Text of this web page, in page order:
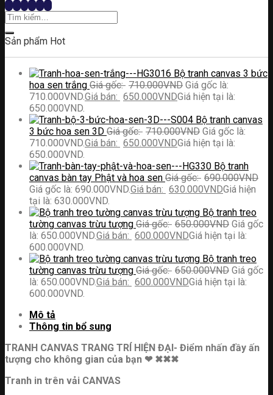
Sản phẩm Hot
Bộ tranh canvas 3 bức
hoa sen trắng
710.000VND Giá gốc là:
710.000VND.
650.000VNDGiá hiện tại là:
650.000VND.
Bộ tranh canvas
3 bức hoa sen 3D
710.000VND Giá gốc là:
710.000VND.
650.000VNDGiá hiện tại là:
650.000VND.
Bộ tranh
canvas bàn tay Phật và hoa sen
690.000VND
Giá gốc là: 690.000VND.
630.000VNDGiá hiện
tại là: 630.000VND.
Bộ tranh treo
tường canvas trừu tượng
650.000VND Giá gốc
là: 650.000VND.
600.000VNDGiá hiện tại là:
600.000VND.
Bộ tranh treo
tường canvas trừu tượng
650.000VND Giá gốc
là: 650.000VND.
600.000VNDGiá hiện tại là:
600.000VND.
Mô tả
Thông tin bổ sung
TRANH CANVAS TRANG TRÍ HIỆN ĐẠI- Điểm nhấn đầy ấn
tượng cho không gian của bạn ❤ ✖✖✖
Tranh in trên vải CANVAS